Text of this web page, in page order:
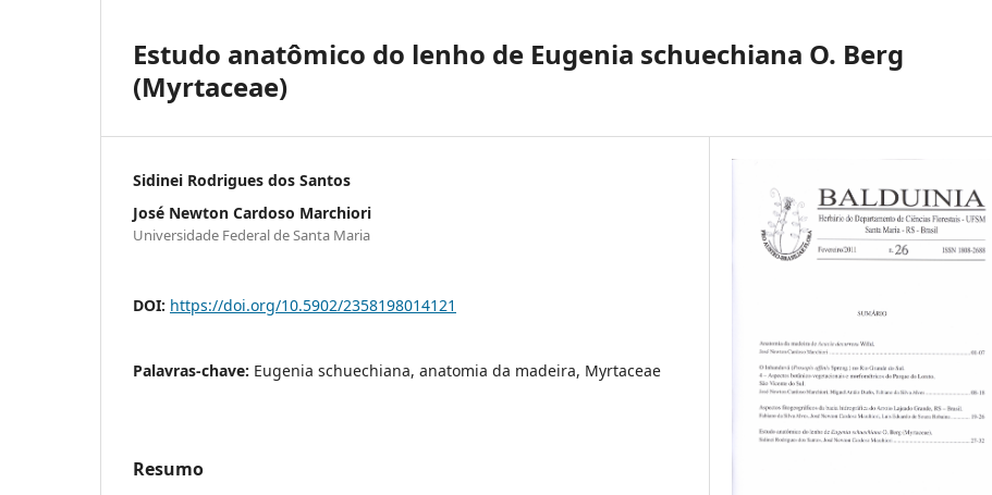
Estudo anatômico do lenho de Eugenia schuechiana O. Berg
(Myrtaceae)
Sidinei Rodrigues dos Santos
José Newton Cardoso Marchiori
Universidade Federal de Santa Maria
DOI: https://doi.org/10.5902/2358198014121
Palavras-chave: Eugenia schuechiana, anatomia da madeira, Myrtaceae
Resumo